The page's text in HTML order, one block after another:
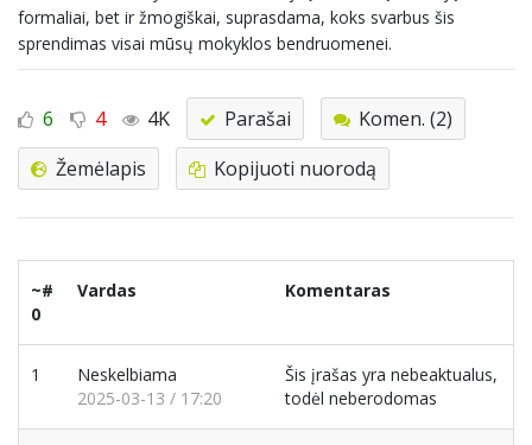
formaliai, bet ir žmogiškai, suprasdama, koks svarbus šis
sprendimas visai mūsų mokyklos bendruomenei.
6 4 4K Parašai
Komen. (2)
Žemėlapis
Kopijuoti nuorodą
~#
0
Vardas Komentaras
1
Neskelbiama
2025-03-13 / 17:20
Šis įrašas yra nebeaktualus,
todėl neberodomas